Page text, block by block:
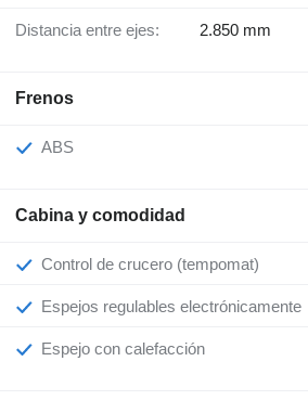
Distancia entre ejes: 2.850 mm
Frenos
ABS
Cabina y comodidad
Control de crucero (tempomat)
Espejos regulables electrónicamente
Espejo con calefacción